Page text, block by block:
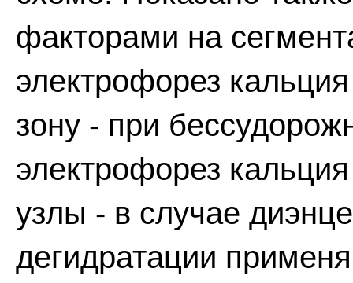
факторами на
электрофорез
зону - при
электрофорез
узлы - в случае
дегидратации